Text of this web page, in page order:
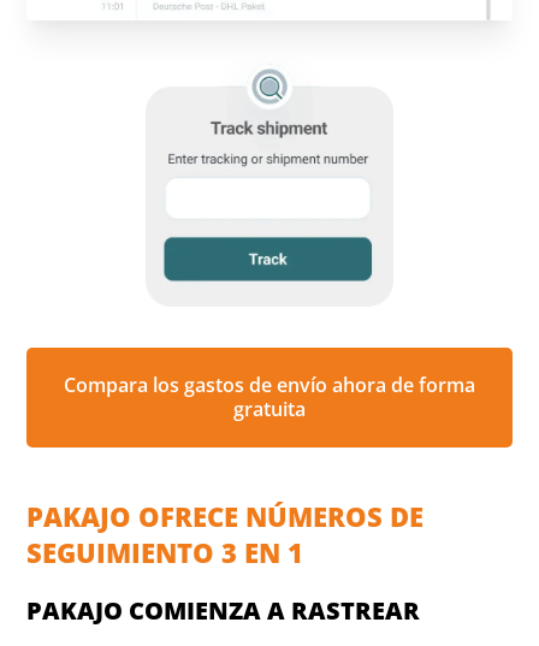
Compara los gastos de envío ahora de forma
gratuita
PAKAJO OFRECE NÚMEROS DE
SEGUIMIENTO 3 EN 1
PAKAJO COMIENZA A RASTREAR